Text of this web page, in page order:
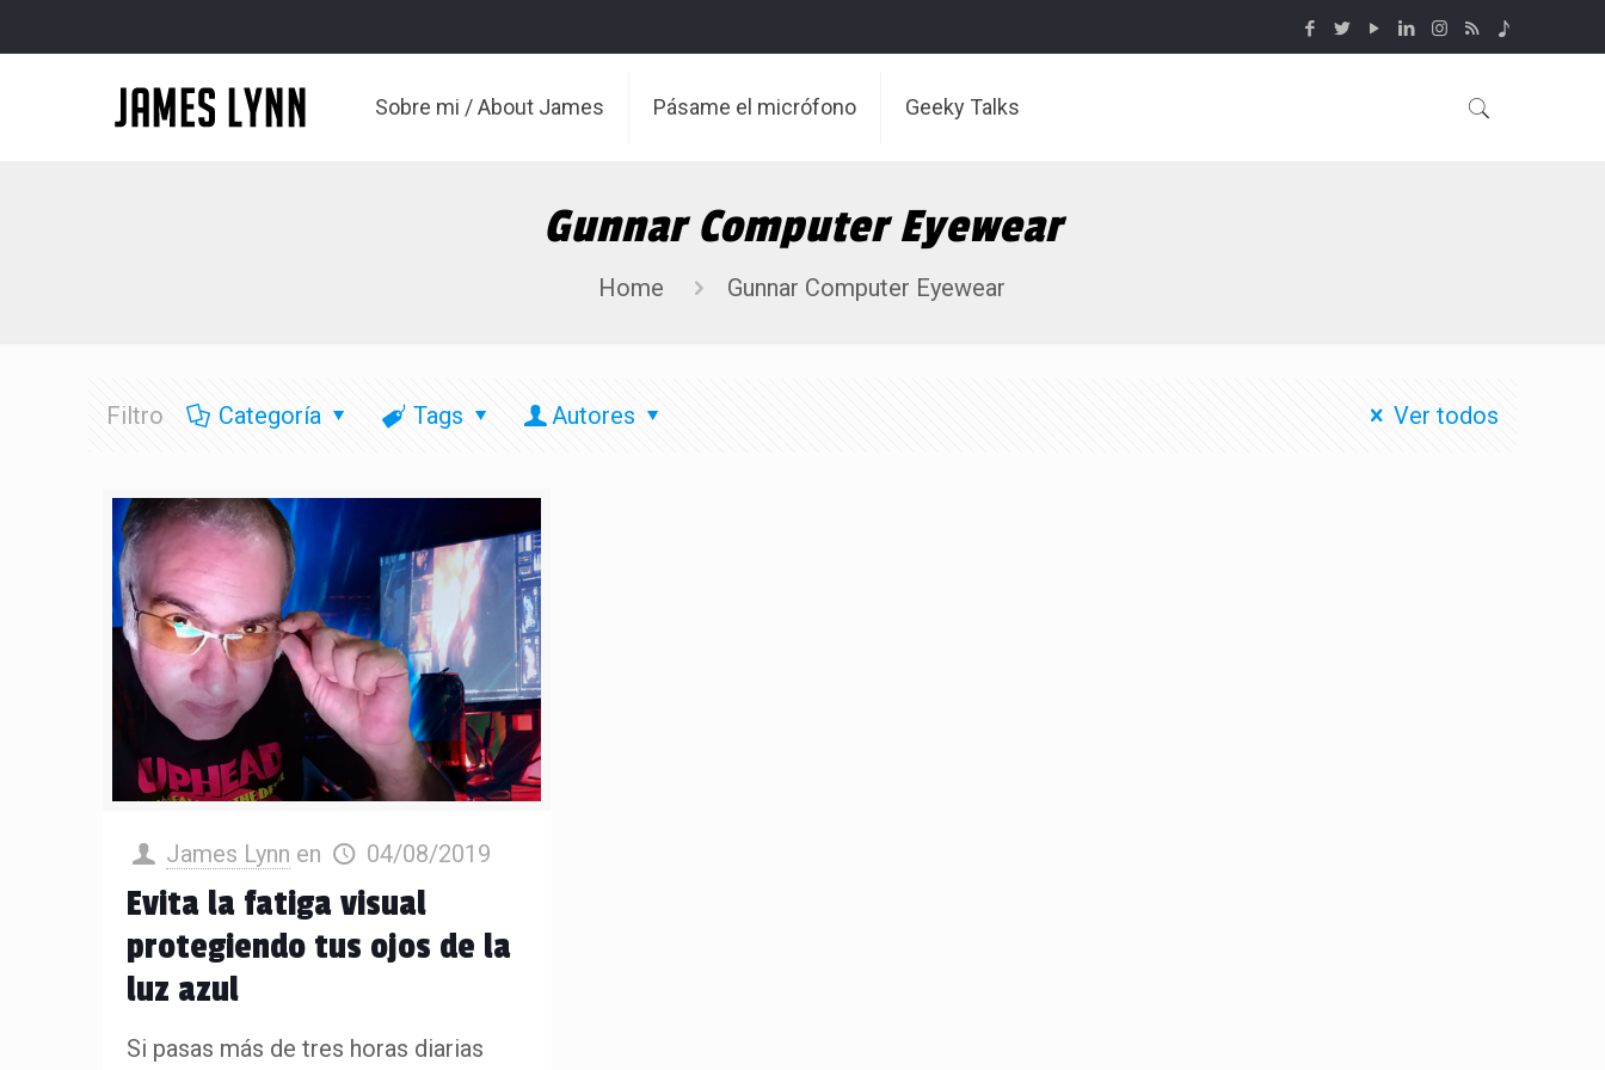
Sobre mi / About James Pásame el micrófono Geeky Talks
Gunnar Computer Eyewear
Home Gunnar Computer Eyewear
Filtro Categoría Tags Autores Ver todos
James Lynn en 04/08/2019
Evita la fatiga visual
protegiendo tus ojos de la
luz azul
Si pasas más de tres horas diarias